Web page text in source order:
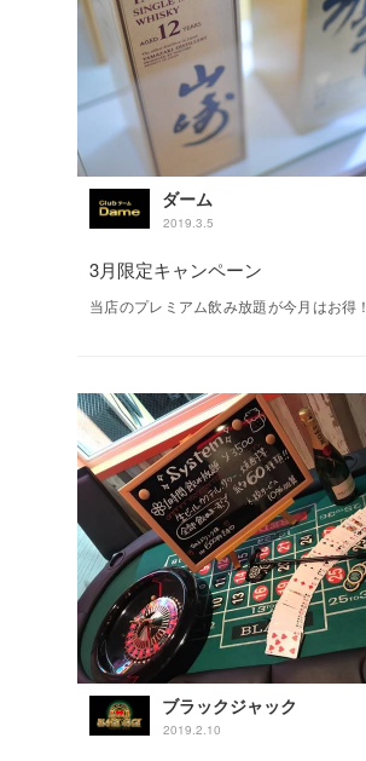
ダーム
2019.3.5
3月限定キャンペーン
当店のプレミアム飲み放題が今月はお得！
ブラックジャック
2019.2.10